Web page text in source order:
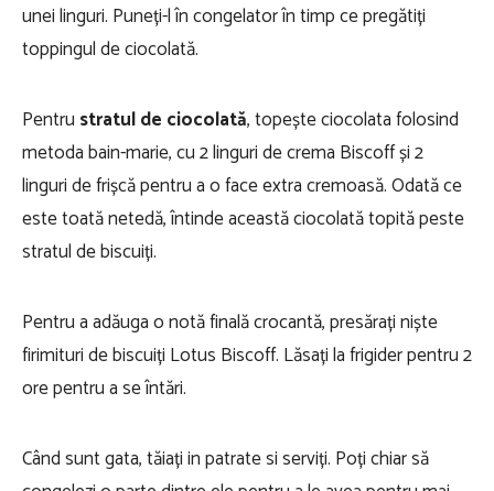
unei linguri. Puneți-l în congelator în timp ce pregătiți
toppingul de ciocolată.
Pentru stratul de ciocolată, topește ciocolata folosind
metoda bain-marie, cu 2 linguri de crema Biscoff și 2
linguri de frișcă pentru a o face extra cremoasă. Odată ce
este toată netedă, întinde această ciocolată topită peste
stratul de biscuiți.
Pentru a adăuga o notă finală crocantă, presărați niște
firimituri de biscuiți Lotus Biscoff. Lăsați la frigider pentru 2
ore pentru a se întări.
Când sunt gata, tăiați in patrate si serviți. Poți chiar să